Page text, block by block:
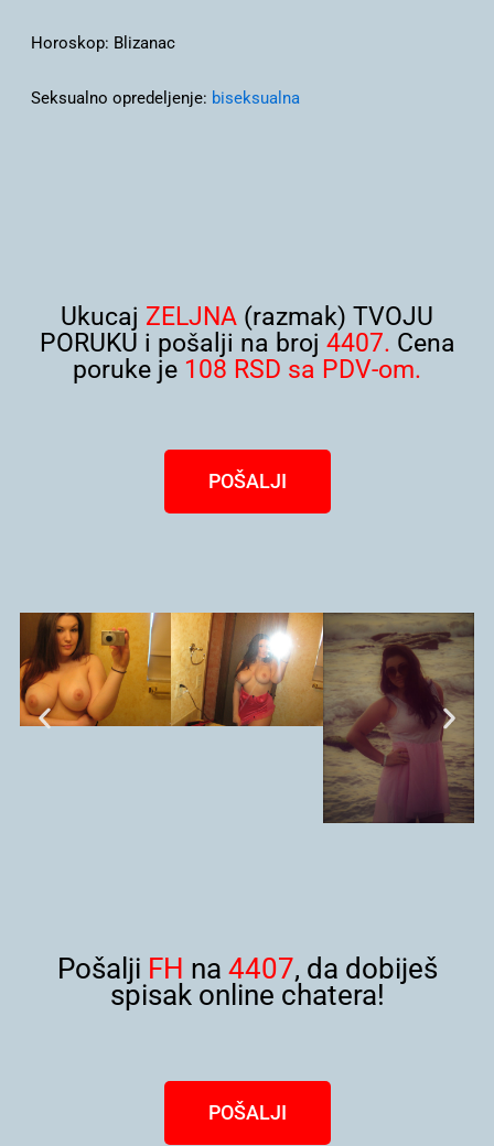
Horoskop: Blizanac
Seksualno opredeljenje: biseksualna
Ukucaj ZELJNA (razmak) TVOJU
PORUKU i pošalji na broj 4407. Cena
poruke je 108 RSD sa PDV-om.
POŠALJI
Pošalji FH na 4407, da dobiješ
spisak online chatera!
POŠALJI